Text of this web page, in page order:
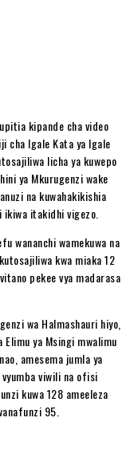
kipande cha video
cha Igale Kata ya Igale
licha ya kuwepo
ya Mkurugenzi wake
na kuwahakikishia
itakidhi vigezo.
wananchi wamekuwa na
kwa miaka 12
pekee vya madarasa
wa Halmashauri hiyo,
Elimu ya Msingi mwalimu
amesema jumla ya
viwili na ofisi
kuwa 128 ameeleza
95.